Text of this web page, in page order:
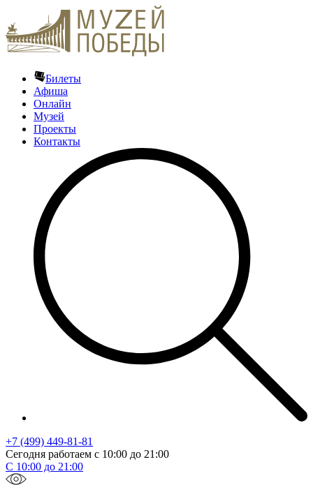
Билеты
Афиша
Онлайн
Музей
Проекты
Контакты
+7 (499) 449-81-81
Сегодня работаем с 10:00 до 21:00
С 10:00 до 21:00